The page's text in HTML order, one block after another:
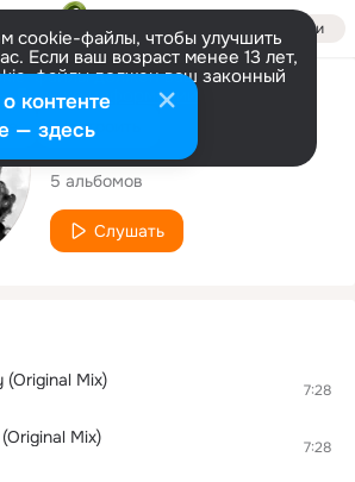
Войти
cookie-файлы, чтобы улучшить
Если ваш возраст менее 13 лет,
файлы должен ваш законный
Больше информации
Настроить
Исполнитель
Square Head
5 альбомов
Слушать
(Original Mix) 7:28
Mix) 7:28
контенте
— здесь